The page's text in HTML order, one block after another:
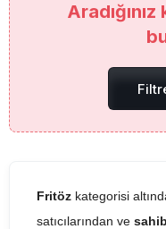
Fritöz kategorisi
satıcılarından ve